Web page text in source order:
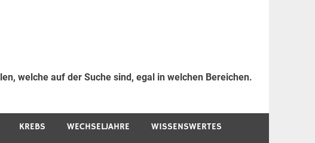
welche auf der Suche sind, egal in welchen Bereichen.
KREBS WECHSELJAHRE WISSENSWERTES